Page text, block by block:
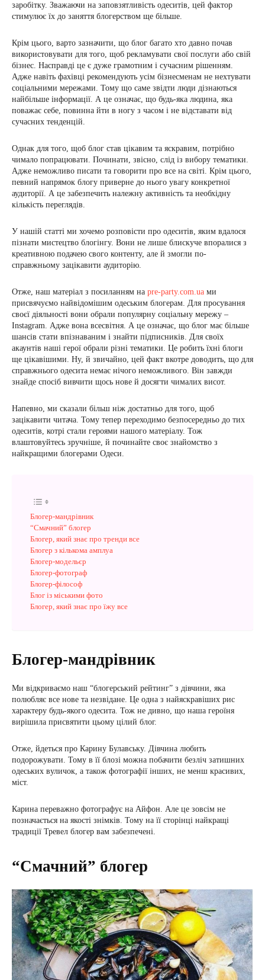
заробітку. Зважаючи на заповзятливість одеситів, цей фактор
стимулює їх до заняття блогерством ще більше.
Крім цього, варто зазначити, що блог багато хто давно почав
використовувати для того, щоб рекламувати свої послуги або свій
бізнес. Насправді це є дуже грамотним і сучасним рішенням.
Адже навіть фахівці рекомендують усім бізнесменам не нехтувати
соціальними мережами. Тому що саме звідти люди дізнаються
найбільше інформації. А це означає, що будь-яка людина, яка
поважає себе, повинна йти в ногу з часом і не відставати від
сучасних тенденцій.
Однак для того, щоб блог став цікавим та яскравим, потрібно
чимало попрацювати. Починати, звісно, ​​слід із вибору тематики.
Адже неможливо писати та говорити про все на світі. Крім цього,
певний напрямок блогу приверне до нього увагу конкретної
аудиторії. А це забезпечить належну активність та необхідну
кількість переглядів.
У нашій статті ми хочемо розповісти про одеситів, яким вдалося
пізнати мистецтво блогінгу. Вони не лише блискуче впоралися з
креативною подачею свого контенту, але й змогли по-
справжньому зацікавити аудиторію.
Отже, наш матеріал з посиланням на pre-party.com.ua ми
присвячуємо найвідомішим одеським блогерам. Для просування
своєї діяльності вони обрали популярну соціальну мережу –
Instagram. Адже вона всесвітня. А це означає, що блог має більше
шансів стати впізнаваним і знайти підписників. Для своїх
акаунтів наші герої обрали різні тематики. Це робить їхні блоги
ще цікавішими. Ну, й звичайно, цей факт вкотре доводить, що для
справжнього одесита немає нічого неможливого. Він завжди
знайде спосіб вивчити щось нове й досягти чималих висот.
Напевно, ми сказали більш ніж достатньо для того, щоб
зацікавити читача. Тому тепер переходимо безпосередньо до тих
одеситів, котрі стали героями нашого матеріалу. Тож
влаштовуйтесь зручніше, й починайте своє знайомство з
найкращими блогерами Одеси.
Блогер-мандрівник
“Смачний” блогер
Блогер, який знає про тренди все
Блогер з кількома амплуа
Блогер-модельєр
Блогер-фотограф
Блогер-філософ
Блог із міськими фото
Блогер, який знає про їжу все
Блогер-мандрівник
Ми відкриваємо наш “блогерський рейтинг” з дівчини, яка
полюбляє все нове та незвідане. Це одна з найяскравіших рис
характеру будь-якого одесита. Тож не дивно, що наша героїня
вирішила присвятити цьому цілий блог.
Отже, йдеться про Карину Булавську. Дівчина любить
подорожувати. Тому в її блозі можна побачити безліч затишних
одеських вуличок, а також фотографії інших, не менш красивих,
міст.
Карина переважно фотографує на Айфон. Але це зовсім не
позначається на якості знімків. Тому на її сторінці найкращі
традиції Тревел блогер вам забезпечені.
“Смачний” блогер